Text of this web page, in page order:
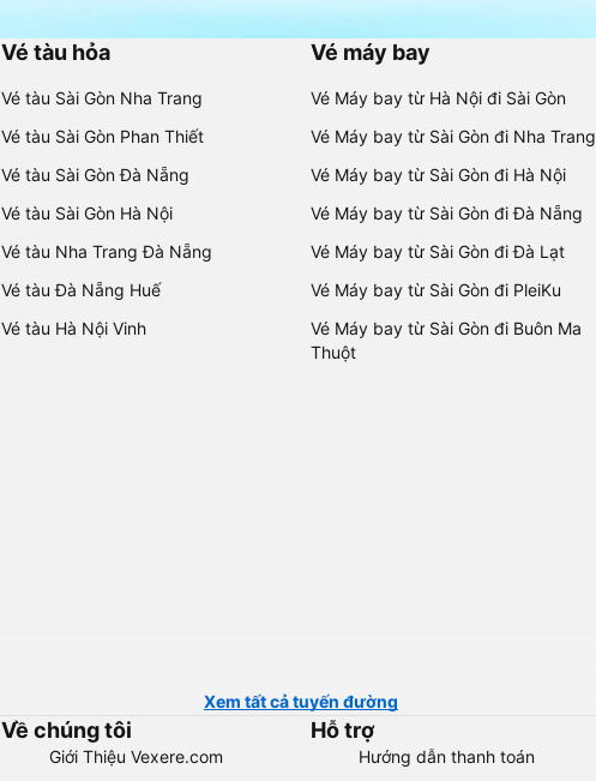
Vé tàu hỏa
Vé tàu Sài Gòn Nha Trang
Vé tàu Sài Gòn Phan Thiết
Vé tàu Sài Gòn Đà Nẵng
Vé tàu Sài Gòn Hà Nội
Vé tàu Nha Trang Đà Nẵng
Vé tàu Đà Nẵng Huế
Vé tàu Hà Nội Vinh
Vé máy bay
Vé Máy bay từ Hà Nội đi Sài Gòn
Vé Máy bay từ Sài Gòn đi Nha Trang
Vé Máy bay từ Sài Gòn đi Hà Nội
Vé Máy bay từ Sài Gòn đi Đà Nẵng
Vé Máy bay từ Sài Gòn đi Đà Lạt
Vé Máy bay từ Sài Gòn đi PleiKu
Vé Máy bay từ Sài Gòn đi Buôn Ma
Thuột
Xem tất cả tuyến đường
Về chúng tôi
Giới Thiệu Vexere.com
Hỗ trợ
Hướng dẫn thanh toán